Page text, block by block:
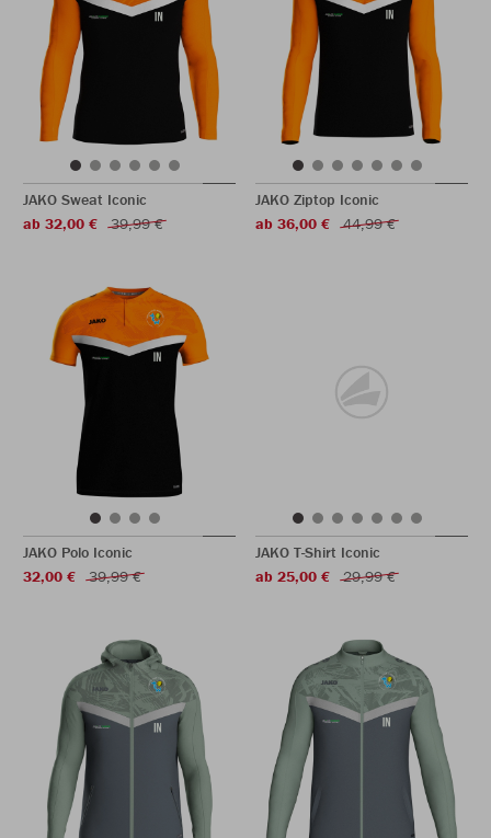
JAKO Sweat Iconic
ab 32,00 €
39,99 €
JAKO Ziptop Iconic
ab 36,00 €
44,99 €
JAKO Polo Iconic
32,00 €
39,99 €
JAKO T-Shirt Iconic
ab 25,00 €
29,99 €